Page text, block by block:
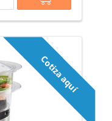
Cotiza aquí